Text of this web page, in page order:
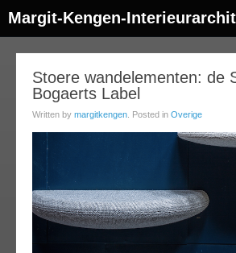
Margit-Kengen-
Stoere wandelementen: de
Bogaerts Label
Written by margitkengen . Posted in Overige